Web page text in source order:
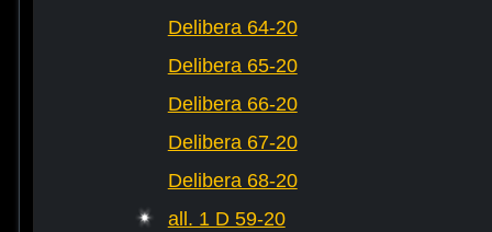
Delibera 64-20
Delibera 65-20
Delibera 66-20
Delibera 67-20
Delibera 68-20
all. 1 D 59-20